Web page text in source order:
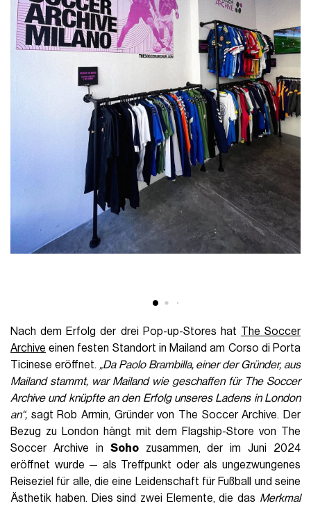
Nach dem Erfolg der drei Pop-up-Stores hat The Soccer
Archive einen festen Standort in Mailand am Corso di Porta
Ticinese eröffnet. „Da Paolo Brambilla, einer der Gründer, aus
Mailand stammt, war Mailand wie geschaffen für The Soccer
Archive und knüpfte an den Erfolg unseres Ladens in London
an“, sagt Rob Armin, Gründer von The Soccer Archive. Der
Bezug zu London hängt mit dem Flagship-Store von The
Soccer Archive in Sohozusammen, der im Juni 2024
eröffnet wurde — als Treffpunkt oder als ungezwungenes
Reiseziel für alle, die eine Leidenschaft für Fußball und seine
Ästhetik haben. Dies sind zwei Elemente, die das Merkmal